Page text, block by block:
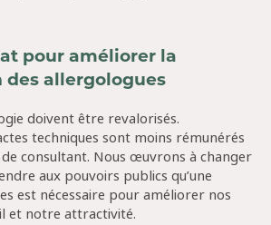
pour améliorer la
allergologues
doivent être revalorisés.
techniques sont moins rémunérés
de consultant. Nous œuvrons à changer
aux pouvoirs publics qu’une
est nécessaire pour améliorer nos
et notre attractivité.